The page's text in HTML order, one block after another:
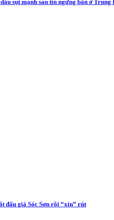
sụt mạnh sau tin ngừng bắn ở Trung
đấu giá Sóc Sơn rồi “xin” rút